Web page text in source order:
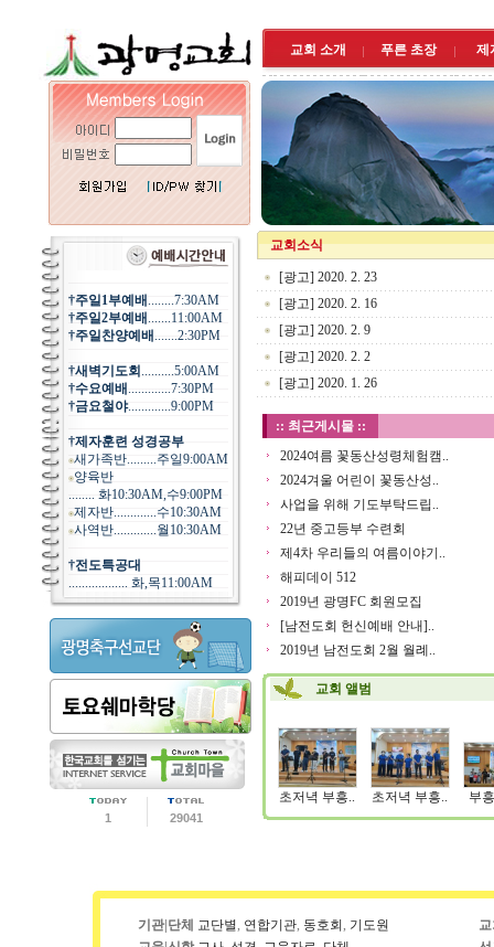
교회 소개 푸른 초장 제
†주일1부예배 ........7:30AM
†주일2부예배 .......11:00AM
†주일찬양예배 .......2:30PM
†새벽기도회 ..........5:00AM
†수요예배 .............7:30PM
†금요철야.............9:00PM
†제자훈련 성경공부
새가족반.........주일9:00AM
양육반
........ 화10:30AM,수9:00PM
제자반.............수10:30AM
사역반.............월10:30AM
†전도특공대
.................. 화,목11:00AM
1 29041
교회소식
[광고] 2020. 2. 23
[광고] 2020. 2. 16
[광고] 2020. 2. 9
[광고] 2020. 2. 2
[광고] 2020. 1. 26
:: 최근게시물 ::
2024여름 꽃동산성령체험캠..
2024겨울 어린이 꽃동산성..
사업을 위해 기도부탁드립..
22년 중고등부 수련회
제4차 우리들의 여름이야기..
해피데이 512
2019년 광명FC 회원모집
[남전도회 헌신예배 안내]..
2019년 남전도회 2월 월례..
교회 앨범
초저녁 부흥.. 초저녁 부흥.. 부
기관|단체 교단별, 연합기관, 동호회 , 기도원